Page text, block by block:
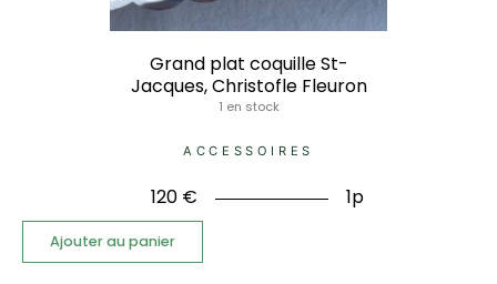
Grand plat coquille St-
Jacques, Christofle Fleuron
1 en stock
ACCESSOIRES
120 € 1p
Ajouter au panier